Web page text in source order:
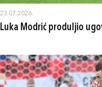
23.07.2026.
Luka Modrić produljio